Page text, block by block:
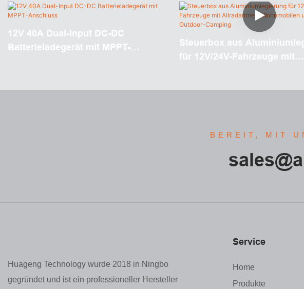
12V 40A Dual-Input DC-DC
Batterieladegerät mit MPPT-
Steuerbox aus
für 12V/24V-Fahrzeuge mit
BEREIT, MIT
Huageng Technology wurde 2018 in Ningbo
gegründet und ist ein professioneller Hersteller
Service
Home
Produkte